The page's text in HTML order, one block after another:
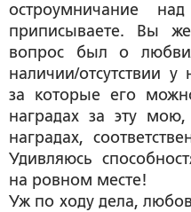
остроумничание
приписываете. Вы
вопрос был о
наличии/отсутствии у
за которые его
наградах за эту
наградах,
Удивляюсь
на ровном месте!
Уж по ходу дела,